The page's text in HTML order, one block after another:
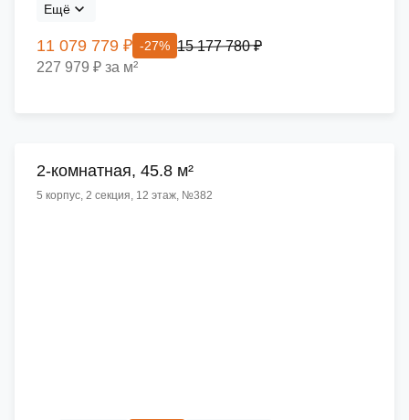
Ещё
11 079 779 ₽ -27% 15 177 780 ₽
227 979 ₽ за м²
2-комнатная, 45.8 м²
5 корпус, 2 секция, 12 этаж, №382